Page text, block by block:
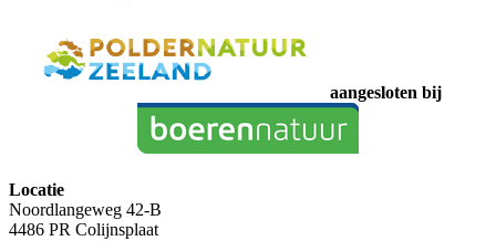
aangesloten bij
Locatie
Noordlangeweg 42-B
4486 PR Colijnsplaat